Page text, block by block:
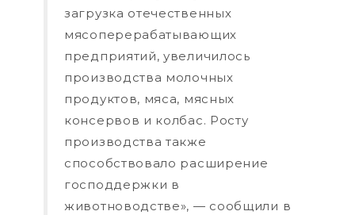
загрузка отечественных
мясоперерабатывающих
предприятий, увеличилось
производства молочных
продуктов, мяса, мясных
консервов и колбас. Росту
производства также
способствовало расширение
господдержки в
животноводстве», — сообщили в